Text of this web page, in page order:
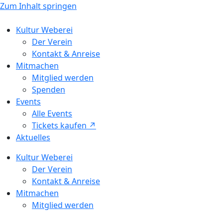
Zum Inhalt springen
Kultur Weberei
Der Verein
Kontakt & Anreise
Mitmachen
Mitglied werden
Spenden
Events
Alle Events
Tickets kaufen ↗ㅤ
Aktuelles
Kultur Weberei
Der Verein
Kontakt & Anreise
Mitmachen
Mitglied werden